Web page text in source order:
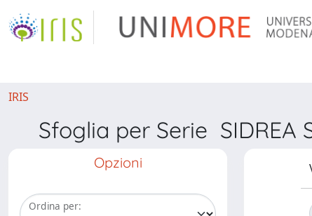
IRIS
Sfoglia per Serie SIDREA
Opzioni
Ordina per: